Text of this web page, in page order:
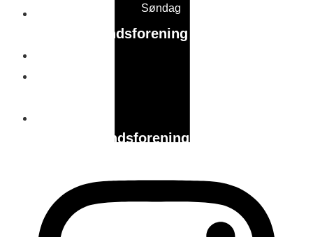
handelsstandsforening
Handelsstandsforening
Søndag